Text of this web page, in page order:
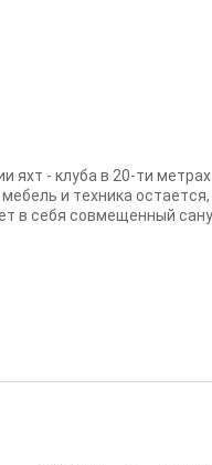
яхт - клуба в 20-ти
и тexникa остаeтcя,
в себя coвмeщeнный